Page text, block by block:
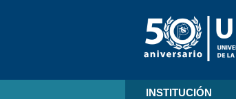
INSTITUCIÓN